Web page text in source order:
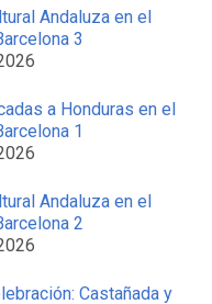
Andaluza en el
3
a Honduras en el
1
Andaluza en el
2
Castañada y